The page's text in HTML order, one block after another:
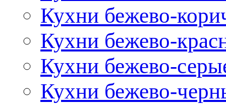
Кухни бежево-
Кухни бежево-
Кухни бежево-
Кухни бежево-